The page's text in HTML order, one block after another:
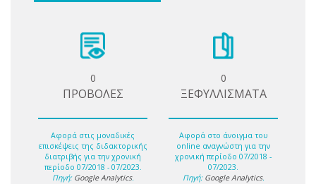
0
ΠΡΟΒΟΛΕΣ
Αφορά στις μοναδικές
επισκέψεις της διδακτορικής
διατριβής για την χρονική
περίοδο 07/2018 - 07/2023.
Πηγή: Google Analytics.
0
ΞΕΦΥΛΛΙΣΜΑΤΑ
Αφορά στο άνοιγμα του
online αναγνώστη για την
χρονική περίοδο 07/2018 -
07/2023.
Πηγή: Google Analytics.